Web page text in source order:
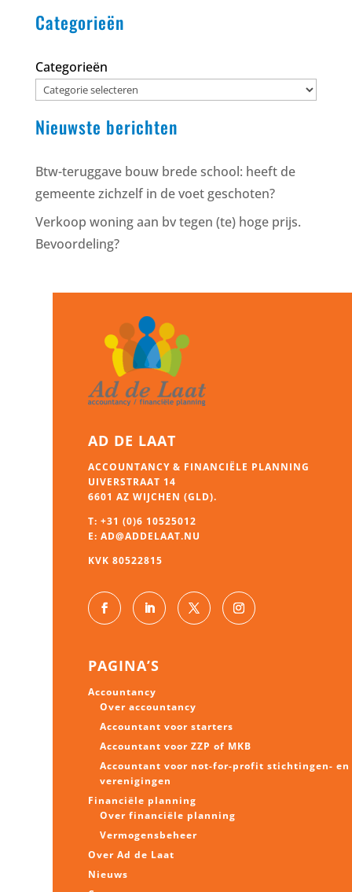
Categorieën
Categorieën
Nieuwste berichten
Btw-teruggave bouw brede school: heeft de
gemeente zichzelf in de voet geschoten?
Verkoop woning aan bv tegen (te) hoge prijs.
Bevoordeling?
AD DE LAAT
ACCOUNTANCY & FINANCIËLE PLANNING
UIVERSTRAAT 14
6601 AZ WIJCHEN (GLD).
T: +31 (0)6 10525012
E: AD@ADDELAAT.NU
KVK 80522815
PAGINA’S
Accountancy
Over accountancy
Accountant voor starters
Accountant voor ZZP of MKB
Accountant voor not-for-profit stichtingen- en
verenigingen
Financiële planning
Over financiële planning
Vermogensbeheer
Over Ad de Laat
Nieuws